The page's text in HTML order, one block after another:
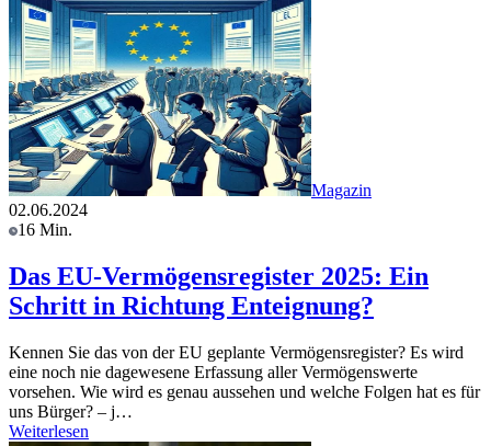
Magazin
02.06.2024
16 Min.
Das EU-Vermögensregister 2025: Ein
Schritt in Richtung Enteignung?
Kennen Sie das von der EU geplante Vermögensregister? Es wird
eine noch nie dagewesene Erfassung aller Vermögenswerte
vorsehen. Wie wird es genau aussehen und welche Folgen hat es für
uns Bürger? – j…
Weiterlesen